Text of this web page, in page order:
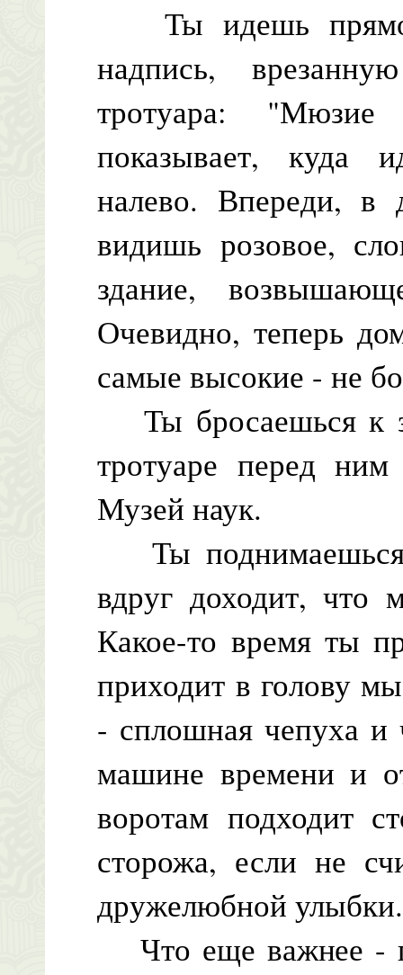
Ты идешь прямо,
надпись,
тротуара:
показывает, куда
налево. Впереди, в
видишь розовое,
здание,
Очевидно, теперь
самые высокие - не
Ты бросаешься к
тротуаре перед
Музей наук.
Ты поднимаешься
вдруг доходит, что
Какое-то время ты
приходит в голову
- сплошная чепуха и
машине времени и
воротам подходит
сторожа, если не
дружелюбной улыбки.
Что еще важнее -